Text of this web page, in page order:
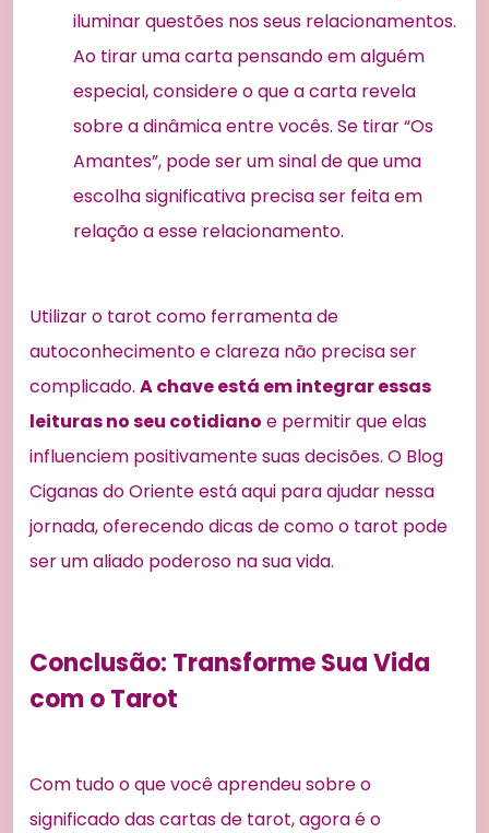
iluminar questões nos seus relacionamentos.
Ao tirar uma carta pensando em alguém
especial, considere o que a carta revela
sobre a dinâmica entre vocês. Se tirar “Os
Amantes”, pode ser um sinal de que uma
escolha significativa precisa ser feita em
relação a esse relacionamento.
Utilizar o tarot como ferramenta de
autoconhecimento e clareza não precisa ser
complicado. A chave está em integrar essas
leituras no seu cotidiano e permitir que elas
influenciem positivamente suas decisões. O Blog
Ciganas do Oriente está aqui para ajudar nessa
jornada, oferecendo dicas de como o tarot pode
ser um aliado poderoso na sua vida.
Conclusão: Transforme Sua Vida
com o Tarot
Com tudo o que você aprendeu sobre o
significado das cartas de tarot, agora é o